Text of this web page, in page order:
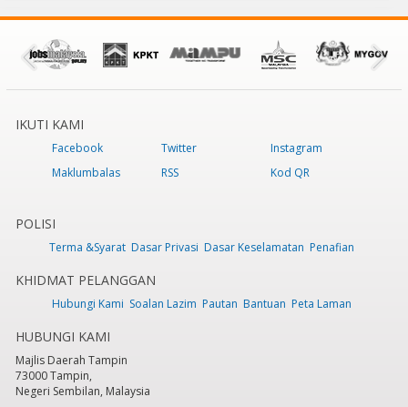
IKUTI KAMI
Facebook Twitter
Instagram
Maklumbalas
RSS Kod QR
POLISI
Terma &Syarat Dasar Privasi Dasar Keselamatan Penafian
KHIDMAT PELANGGAN
Hubungi Kami Soalan Lazim Pautan Bantuan Peta Laman
HUBUNGI KAMI
Majlis Daerah Tampin
73000 Tampin,
Negeri Sembilan, Malaysia